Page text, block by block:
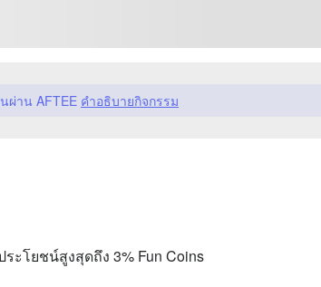
ผ่าน AFTEE คำอธิบายกิจกรรม
ะโยชน์สูงสุดถึง 3% Fun Coins